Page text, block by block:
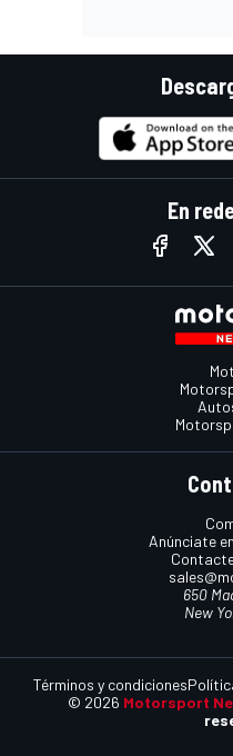
En
Anúnciate
650
New
© 2026 Motorsport
Términos y condiciones